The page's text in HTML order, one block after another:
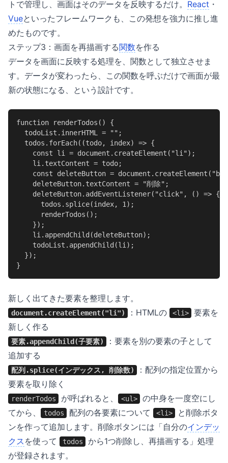
トで管理し、画面はそのデータを反映するだけ。 React ・
Vueといったフレームワークも、この発想を強力に推し進
めたものです。
ステップ3：画面を再描画する関数を作る
データを画面に反映する処理を、関数として独立させま
す。データが変わったら、この関数を呼ぶだけで画面が最
新の状態になる、という設計です。
function renderTodos() {
  todoList.innerHTML = "";
  todos.forEach((todo, index) => {
    const li = document.createElement("li");
    li.textContent = todo;
const deleteButton =
    deleteButton.textContent = "削除";
    deleteButton.addEventListener("click", () => {
      todos.splice(index, 1);
      renderTodos();
    });
    li.appendChild(deleteButton);
    todoList.appendChild(li);
  });
}
新しく出てきた要素を整理します。
document.createElement("li") ：HTMLの <li>
要素を
新しく作る
要素.appendChild(子要素)
：要素を別の要素の子として
追加する
配列.splice(インデックス, 削除数)
：配列の指定位置から
要素を取り除く
renderTodos が呼ばれると、 <ul>
の中身を一度空にし
てから、
todos 配列の各要素について <li>
と削除ボタ
ンを作って追加します。削除ボタンには「自分のインデッ
クス を使って todos
から1つ削除し、再描画する」処理
が登録されます。